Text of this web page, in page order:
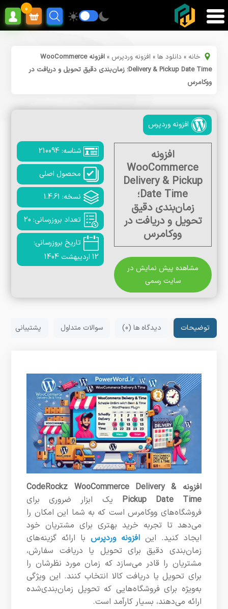
0
خانه » دانلود ها » افزونه وردپرس »
افزونه WooCommerce
Delivery & Pickup Date Time؛ زمان‌بندی دقیق تحویل و دریافت در
ووکامرس
افزونه وردپرس
افزونه
WooCommerce
Delivery & Pickup
Date Time؛
زمان‌بندی دقیق
تحویل و دریافت در
ووکامرس
مشاهده پیش نمایش در
سایت رسمی
شناسه: 210094
محصول اصلی
نسخه: 1.4.61
تعداد بروزرسانی: 20
تاریخ بروزرسانی:
12 اردیبهشت 1404
توضیحات دیدگاه ها (0) سوالات متداول پشتیبانی
افزونه CodeRockz WooCommerce Delivery &
Pickup Date Time یک ابزار ضروری برای
فروشگاه‌های ووکامرس است که به شما این امکان را
می‌دهد تا تجربه خرید بهتری برای مشتریان خود
ایجاد کنید. اینافزونه وردپرسبا ارائه گزینه‌های
زمان‌بندی دقیق برای تحویل یا دریافت سفارش،
مشتریان را قادر می‌سازد که زمان مورد نظرشان را
برای تحویل یا دریافت کالا انتخاب کنند. این ویژگی
به‌ویژه برای فروشگاه‌هایی که تحویل زمان‌بندی‌شده
ارائه می‌دهند، بسیار کارآمد است.